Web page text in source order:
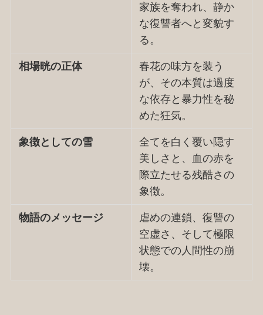
家族を奪われ、静か
な復讐者へと変貌す
る。
相場晄の正体
春花の味方を装う
が、その本質は過度
な依存と暴力性を秘
めた狂気。
象徴としての雪
全てを白く覆い隠す
美しさと、血の赤を
際立たせる残酷さの
象徴。
物語のメッセージ
虐めの連鎖、復讐の
空虚さ、そして極限
状態での人間性の崩
壊。